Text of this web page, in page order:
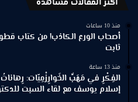
اكثر المقالات مشاهدة
منذ 10 ساعات
أصحاب الورع الكاذب! من كتاب
ثابت
منذ 13 ساعة
الفِكْرِ في مَهَبِّ الخَوارِزْمِيّات:
إسلام يوسف مع لقاء السبت